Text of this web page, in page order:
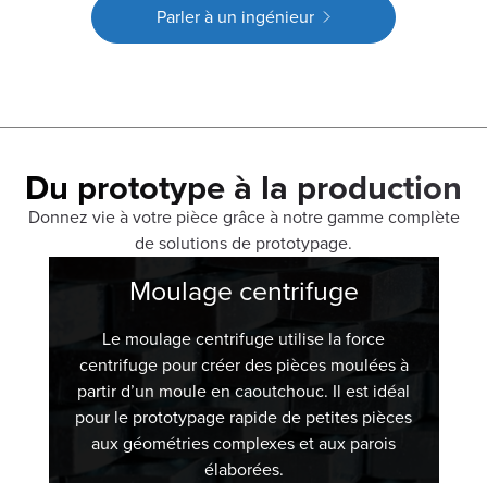
Parler à un ingénieur
Du prototype à la production
Donnez vie à votre pièce grâce à notre gamme complète
de solutions de prototypage.
Moulage centrifuge
Le moulage centrifuge utilise la force
centrifuge pour créer des pièces moulées à
partir d’un moule en caoutchouc. Il est idéal
pour le prototypage rapide de petites pièces
aux géométries complexes et aux parois
élaborées.